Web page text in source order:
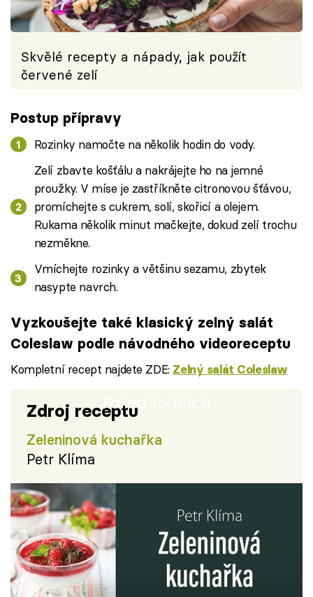
Skvělé recepty a nápady, jak použít
červené zelí
Postup přípravy
Rozinky namočte na několik hodin do vody.
Zelí zbavte košťálu a nakrájejte ho na jemné
proužky. V míse je zastříkněte citronovou šťávou,
promíchejte s cukrem, solí, skořicí a olejem.
Rukama několik minut mačkejte, dokud zelí trochu
nezměkne.
Vmíchejte rozinky a většinu sezamu, zbytek
nasypte navrch.
Vyzkoušejte také klasický zelný salát
Coleslaw podle návodného videoreceptu
Kompletní recept najdete ZDE: Zelný salát Coleslaw
Failed to fetch
Zdroj receptu
Zeleninová kuchařka
Petr Klíma